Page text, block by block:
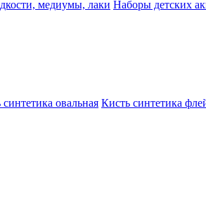
медиумы, лаки Наборы детских
овальная Кисть синтетика